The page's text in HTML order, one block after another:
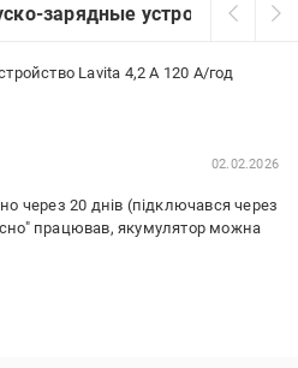
зарядные устройства
Lavita 4,2 А 120 А/год
02.02.2026
через 20 днів (підключався через
працював, якумулятор можна